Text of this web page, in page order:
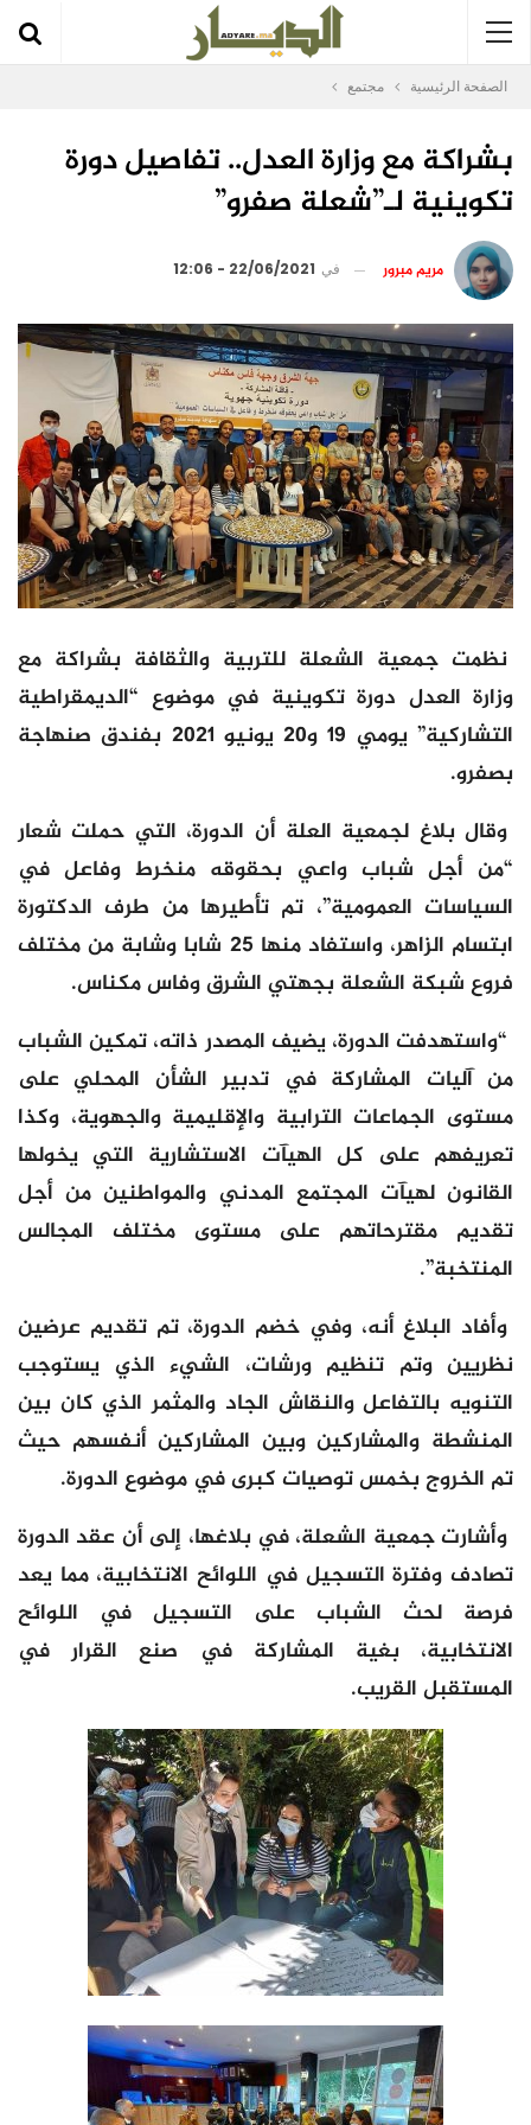
الصفحة الرئيسية مجتمع
بشراكة مع وزارة العدل.. تفاصيل دورة
تكوينية لـ”شعلة صفرو”
مريم مبرور في 22/06/2021 - 12:06
نظمت جمعية الشعلة للتربية والثقافة بشراكة مع
وزارة العدل دورة تكوينية في موضوع “الديمقراطية
التشاركية” يومي 19 و20 يونيو 2021 بفندق صنهاجة
بصفرو.
وقال بلاغ لجمعية العلة أن الدورة، التي حملت شعار
“من أجل شباب واعي بحقوقه منخرط وفاعل في
السياسات العمومية”، تم تأطيرها من طرف الدكتورة
ابتسام الزاهر، واستفاد منها 25 شابا وشابة من مختلف
فروع شبكة الشعلة بجهتي الشرق وفاس مكناس.
“واستهدفت الدورة، يضيف المصدر ذاته، تمكين الشباب
من آليات المشاركة في تدبير الشأن المحلي على
مستوى الجماعات الترابية والإقليمية والجهوية، وكذا
تعريفهم على كل الهيآت الاستشارية التي يخولها
القانون لهيآت المجتمع المدني والمواطنين من أجل
تقديم مقترحاتهم على مستوى مختلف المجالس
المنتخبة”.
وأفاد البلاغ أنه، وفي خضم الدورة، تم تقديم عرضين
نظريين وتم تنظيم ورشات، الشيء الذي يستوجب
التنويه بالتفاعل والنقاش الجاد والمثمر الذي كان بين
المنشطة والمشاركين وبين المشاركين أنفسهم حيث
تم الخروج بخمس توصيات كبرى في موضوع الدورة.
وأشارت جمعية الشعلة، في بلاغها، إلى أن عقد الدورة
تصادف وفترة التسجيل في اللوائح الانتخابية، مما يعد
فرصة لحث الشباب على التسجيل في اللوائح
الانتخابية، بغية المشاركة في صنع القرار في
المستقبل القريب.